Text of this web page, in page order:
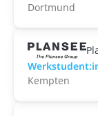
Dortmund
Kempten